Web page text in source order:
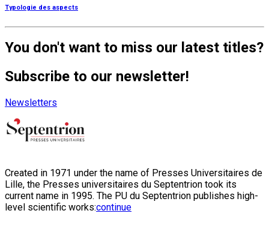
Typologie des aspects
You don't want to miss our latest titles?
Subscribe to our newsletter!
Newsletters
Created in 1971 under the name of Presses Universitaires de
Lille, the Presses universitaires du Septentrion took its
current name in 1995. The PU du Septentrion publishes high-
level scientific works:continue